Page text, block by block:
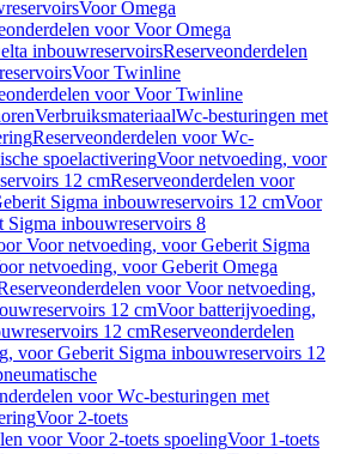
Voor Omega
voor Voor Omega
inbouwreservoirsReserveonderdelen
Voor Twinline
voor Voor Twinline
VerbruiksmateriaalWc-besturingen met
Reserveonderdelen voor Wc-
spoelactiveringVoor netvoeding, voor
12 cmReserveonderdelen voor
Sigma inbouwreservoirs 12 cmVoor
Sigma inbouwreservoirs 8
Voor netvoeding, voor Geberit Sigma
netvoeding, voor Geberit Omega
voor Voor netvoeding,
12 cmVoor batterijvoeding,
12 cmReserveonderdelen
voor Geberit Sigma inbouwreservoirs 12
voor Wc-besturingen met
Voor 2-toets
voor Voor 2-toets spoelingVoor 1-toets